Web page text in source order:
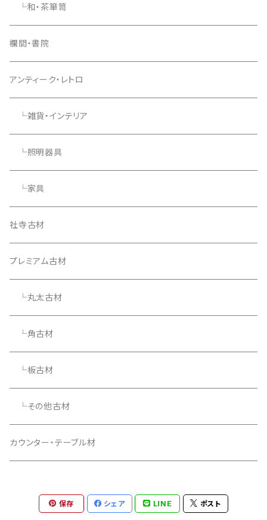
└和・茶箪笥
欄間・書院
アンティーク・レトロ
└雑貨・インテリア
└照明器具
└家具
社寺古材
プレミアム古材
└丸太古材
└角古材
└板古材
└その他古材
カウンター・テーブル材
保存 シェア LINE ポスト